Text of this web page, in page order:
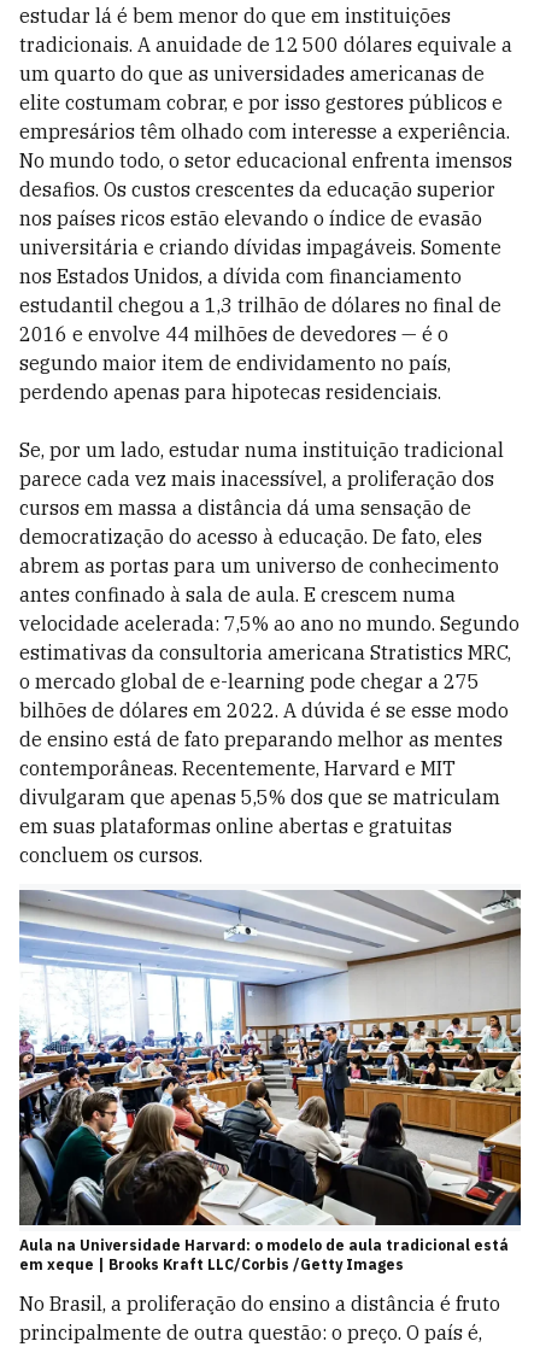
estudar lá é bem menor do que em instituições
tradicionais. A anuidade de 12 500 dólares equivale a
um quarto do que as universidades americanas de
elite costumam cobrar, e por isso gestores públicos e
empresários têm olhado com interesse a experiência.
No mundo todo, o setor educacional enfrenta imensos
desafios. Os custos crescentes da educação superior
nos países ricos estão elevando o índice de evasão
universitária e criando dívidas impagáveis. Somente
nos Estados Unidos, a dívida com financiamento
estudantil chegou a 1,3 trilhão de dólares no final de
2016 e envolve 44 milhões de devedores — é o
segundo maior item de endividamento no país,
perdendo apenas para hipotecas residenciais.
Se, por um lado, estudar numa instituição tradicional
parece cada vez mais inacessível, a proliferação dos
cursos em massa a distância dá uma sensação de
democratização do acesso à educação. De fato, eles
abrem as portas para um universo de conhecimento
antes confinado à sala de aula. E crescem numa
velocidade acelerada: 7,5% ao ano no mundo. Segundo
estimativas da consultoria americana Stratistics MRC,
o mercado global de e-learning pode chegar a 275
bilhões de dólares em 2022. A dúvida é se esse modo
de ensino está de fato preparando melhor as mentes
contemporâneas. Recentemente, Harvard e MIT
divulgaram que apenas 5,5% dos que se matriculam
em suas plataformas online abertas e gratuitas
concluem os cursos.
Aula na Universidade Harvard: o modelo de aula tradicional está
em xeque | Brooks Kraft LLC/Corbis /Getty Images
No Brasil, a proliferação do ensino a distância é fruto
principalmente de outra questão: o preço. O país é,